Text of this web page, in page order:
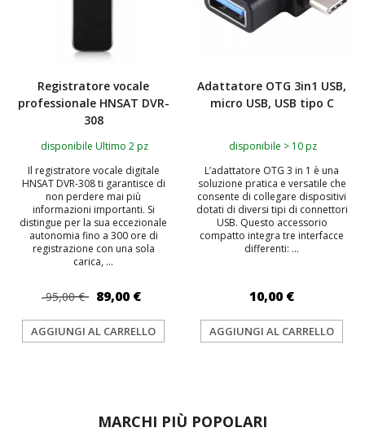
Registratore vocale
professionale HNSAT DVR-
308
disponibile Ultimo 2 pz
Il registratore vocale digitale
HNSAT DVR-308 ti garantisce di
non perdere mai più
informazioni importanti. Si
distingue per la sua eccezionale
autonomia fino a 300 ore di
registrazione con una sola
carica, ...
95,00 € 89,00 €
AGGIUNGI AL CARRELLO
Adattatore OTG 3in1 USB,
micro USB, USB tipo C
disponibile > 10 pz
L’adattatore OTG 3 in 1 è una
soluzione pratica e versatile che
consente di collegare dispositivi
dotati di diversi tipi di connettori
USB. Questo accessorio
compatto integra tre interfacce
differenti: ...
10,00 €
AGGIUNGI AL CARRELLO
MARCHI PIÙ POPOLARI